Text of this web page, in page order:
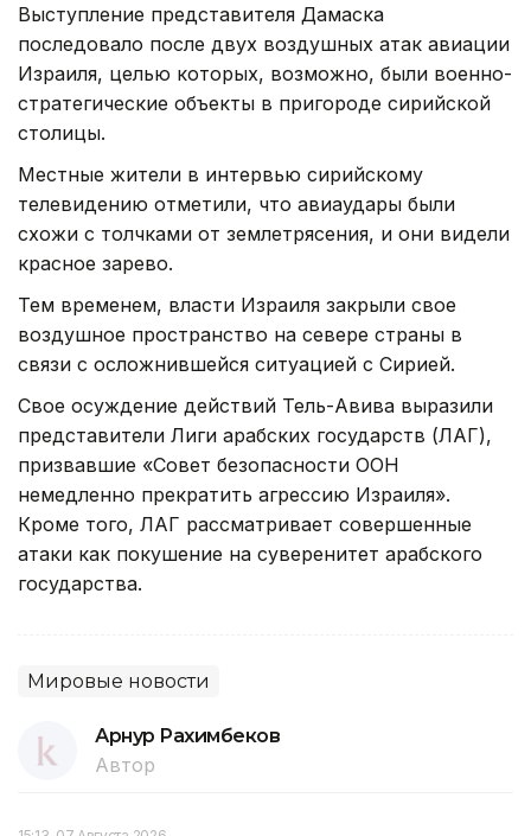
Выступление представителя Дамаска
последовало после двух воздушных атак авиации
Израиля, целью которых, возможно, были военно-
стратегические объекты в пригороде сирийской
столицы.
Местные жители в интервью сирийскому
телевидению отметили, что авиаудары были
схожи с толчками от землетрясения, и они видели
красное зарево.
Тем временем, власти Израиля закрыли свое
воздушное пространство на севере страны в
связи с осложнившейся ситуацией с Сирией.
Свое осуждение действий Тель-Авива выразили
представители Лиги арабских государств (ЛАГ),
призвавшие «Совет безопасности ООН
немедленно прекратить агрессию Израиля».
Кроме того, ЛАГ рассматривает совершенные
атаки как покушение на суверенитет арабского
государства.
Мировые новости
Арнур Рахимбеков
Автор